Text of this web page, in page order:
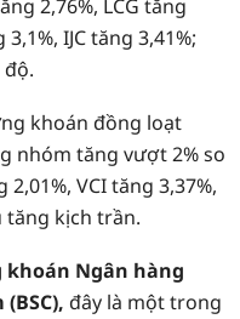
2,76%, LCG tăng
3,1%, IJC tăng 3,41%;
độ.
khoán đồng loạt
nhóm tăng vượt 2% so
VCI tăng 3,37%,
tăng kịch trần.
khoán Ngân hàng
đây là một trong